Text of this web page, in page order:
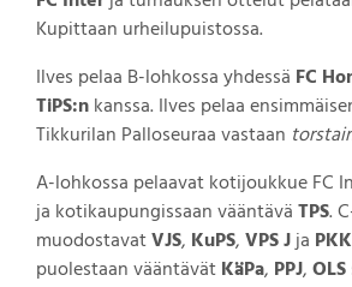
Kupittaan urheilupuistossa.
Ilves pelaa B-lohkossa yhdessä FC
TiPS:nkanssa. Ilves pelaa
Tikkurilan Palloseuraa vastaan
A-lohkossa pelaavat kotijoukkue FC
ja kotikaupungissaan vääntäväTPS.
muodostavatVJS, KuPS,VPS Jja
puolestaan vääntävätKäPa, PPJ,OLS